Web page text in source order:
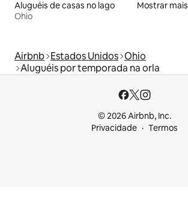
Aluguéis de casas no lago
Ohio
Mostrar mais
Airbnb Estados Unidos Ohio
Aluguéis por temporada na orla
© 2026 Airbnb, Inc.
Privacidade
Termos